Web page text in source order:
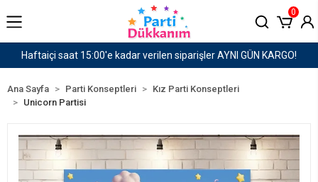
KARGO! 1500 TL ve Üzeri Kargo Ücretsiz!
0
Ana Sayfa Parti Konseptleri
Kız Parti Konseptleri
Unicorn Partisi